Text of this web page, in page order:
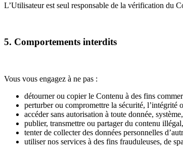
L’Utilisateur est seul responsable de la vérification du
5. Comportements interdits
Vous vous engagez à ne pas :
détourner ou copier le Contenu à des fins
perturber ou compromettre la sécurité, l’intégrité
accéder sans autorisation à toute donnée,
publier, transmettre ou partager du contenu
tenter de collecter des données personnelles
utiliser nos services à des fins frauduleuses, de